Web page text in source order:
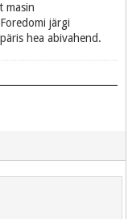
masin
järgi
hea abivahend.